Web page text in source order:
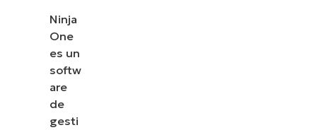
Ninja
One
es un
softw
are
de
gesti